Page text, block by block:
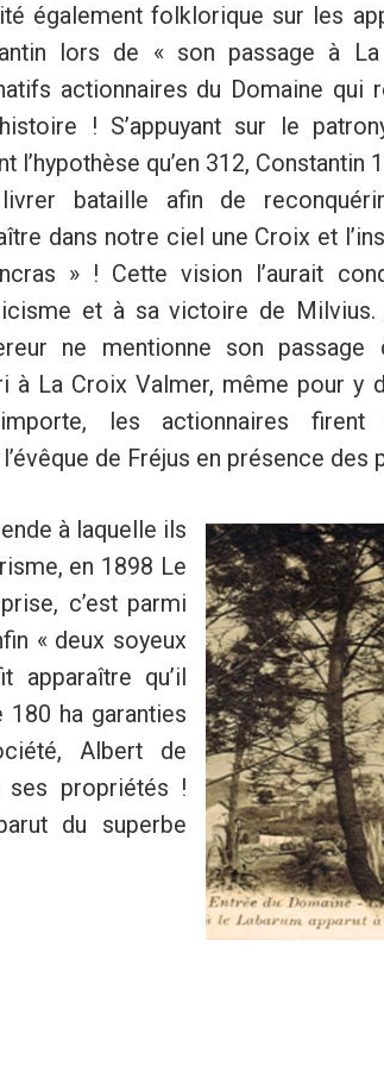
également folklorique sur les
lors de « son passage à
actionnaires du Domaine qui
! S’appuyant sur le
l’hypothèse qu’en 312, Constantin
bataille afin de
dans notre ciel une Croix et
» ! Cette vision l’aurait
et à sa victoire de Milvius.
ne mentionne son
à La Croix Valmer, même pour y
les actionnaires
de Fréjus en présence des
à laquelle ils
en 1898 Le
c’est parmi
« deux soyeux
qu’il
ha garanties
Albert de
ses propriétés !
du superbe